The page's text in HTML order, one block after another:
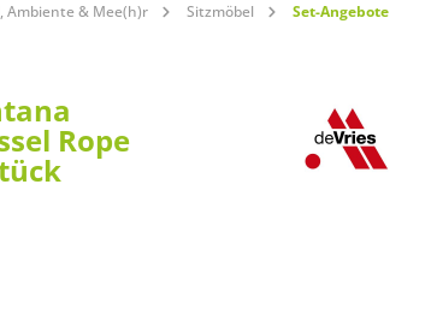
Ambiente & Mee(h)r Sitzmöbel Set-Angebote
Rope